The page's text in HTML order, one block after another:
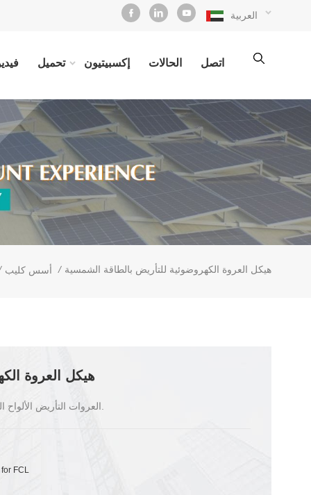
العربية
تحميل إكسبيتيون الحالات اتصل
أسس كليب / هيكل العروة الكهروضوئية للتأريض بالطاقة الشمسية
هيكل العروة
FCL